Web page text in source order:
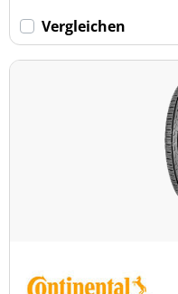
Vergleichen